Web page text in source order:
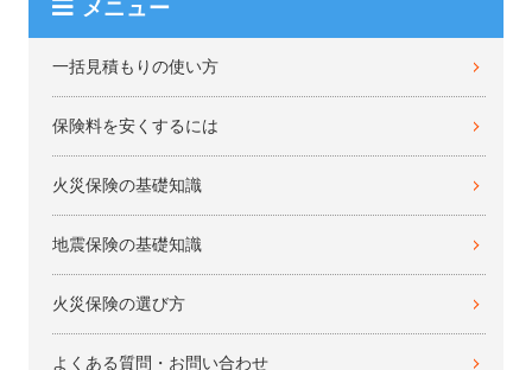
メニュー
一括見積もりの使い方
保険料を安くするには
火災保険の基礎知識
地震保険の基礎知識
火災保険の選び方
よくある質問・お問い合わせ